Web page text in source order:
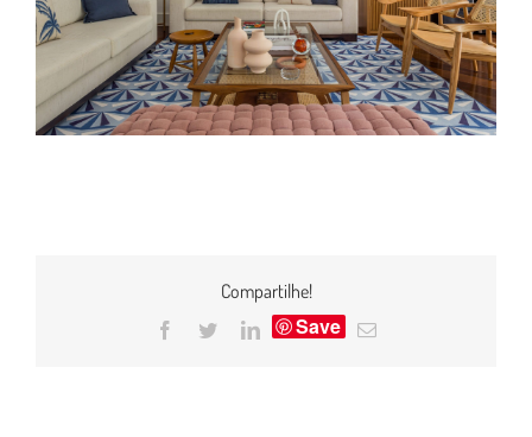
Compartilhe!
Facebook
TwitterLinkedIn
Save
E-